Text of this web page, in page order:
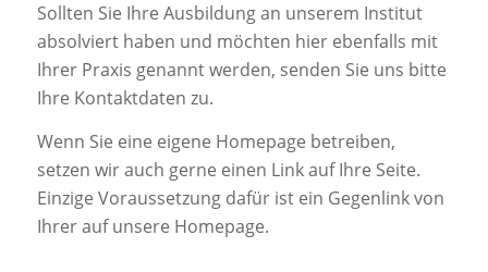
Sollten Sie Ihre Ausbildung an unserem Institut
absolviert haben und möchten hier ebenfalls mit
Ihrer Praxis genannt werden, senden Sie uns bitte
Ihre Kontaktdaten zu.
Wenn Sie eine eigene Homepage betreiben,
setzen wir auch gerne einen Link auf Ihre Seite.
Einzige Voraussetzung dafür ist ein Gegenlink von
Ihrer auf unsere Homepage.